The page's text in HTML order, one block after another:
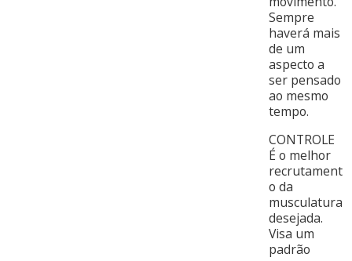
Sempre
haverá mais
de um
aspecto a
ser pensado
ao mesmo
tempo.
CONTROLE
É o melhor
recrutament
o da
musculatura
desejada.
Visa um
padrão